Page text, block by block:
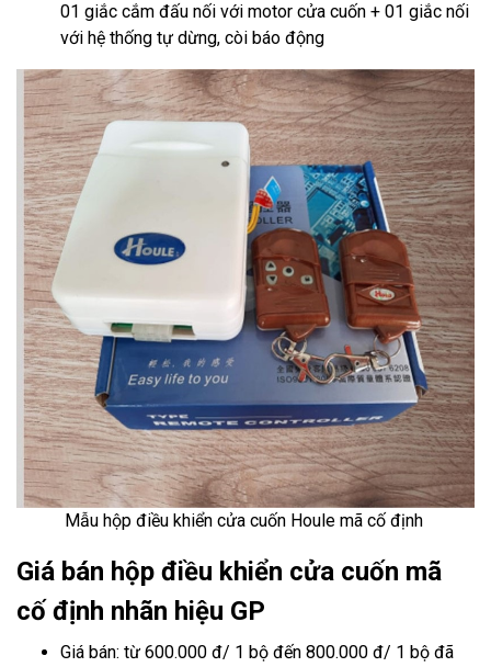
01 giắc cắm đấu nối với motor cửa cuốn + 01 giắc nối
với hệ thống tự dừng, còi báo động
Mẫu hộp điều khiển cửa cuốn Houlemã cố định
Giá bán hộp điều khiển cửa cuốn mã
cố định nhãn hiệu GP
Giá bán: từ 600.000 đ/ 1 bộ đến 800.000 đ/ 1 bộ đã